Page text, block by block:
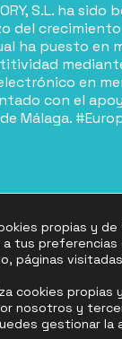
S.L. ha
del
ha puesto
en
con el
Málaga.
2026. All Rights
propias y
tus
páginas
cookies
nosotros y
gestionar la